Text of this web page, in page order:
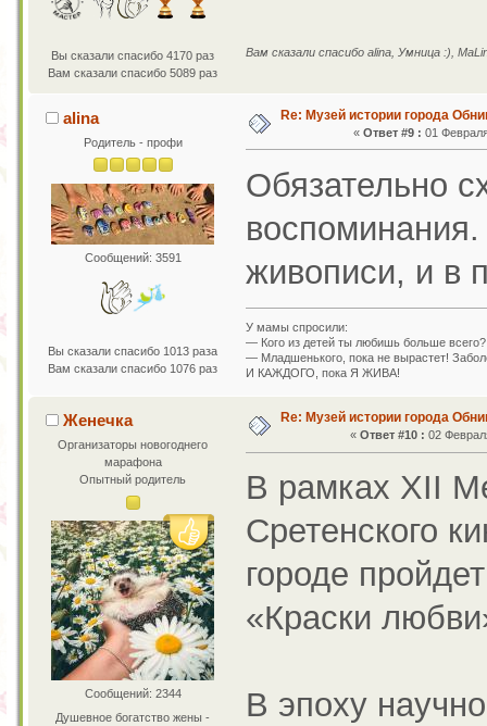
Вы сказали спасибо 4170 раз
Вам сказали спасибо 5089 раз
Вам сказали спасибо alina, Умница :),
alina
Родитель - профи
Сообщений: 3591
Вы сказали спасибо 1013 раза
Вам сказали спасибо 1076 раз
Re: Музей истории города
« Ответ #9 : 01
Обязательно
живописи, и в
У мамы спросили:
— Кого из детей ты любишь больше всего?
— Младшенького, пока не вырастет!
И КАЖДОГО, пока Я ЖИВА!
Женечка
Организаторы новогоднего
марафона
Опытный родитель
Сообщений: 2344
Душевное богатство жены -
Re: Музей истории города
« Ответ #10 : 02
В рамках XII
Сретенского
городе
«Краски
В эпоху